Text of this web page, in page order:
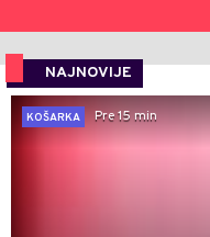
NAJNOVIJE
KOŠARKA
Pre 15 min